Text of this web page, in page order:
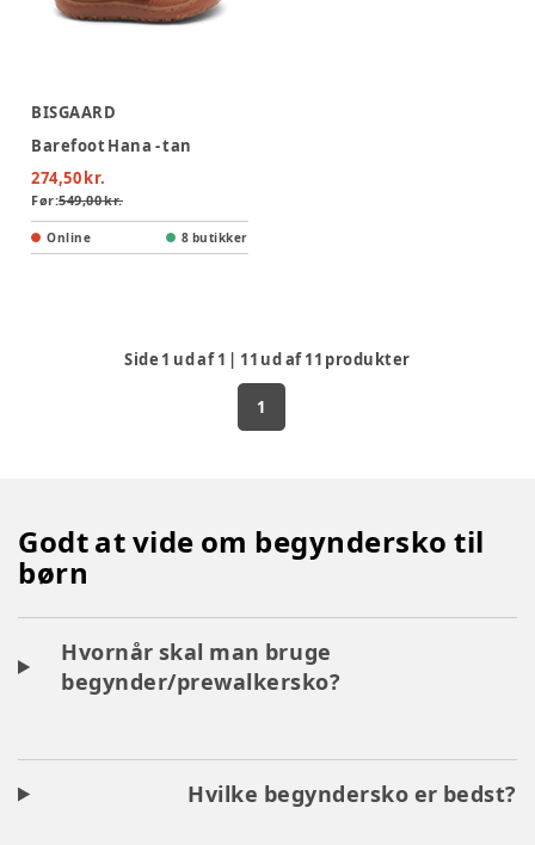
BISGAARD
Barefoot Hana - tan
274,50 kr.
Før:549,00 kr.
Online 8 butikker
Side 1 ud af1 | 11 ud af11 produkter
1
Godt at vide om begyndersko til
børn
Hvornår skal man bruge
begynder/prewalkersko?
Hvilke begyndersko er bedst?